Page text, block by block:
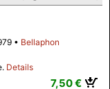
Bellaphon
Details
7,50 €